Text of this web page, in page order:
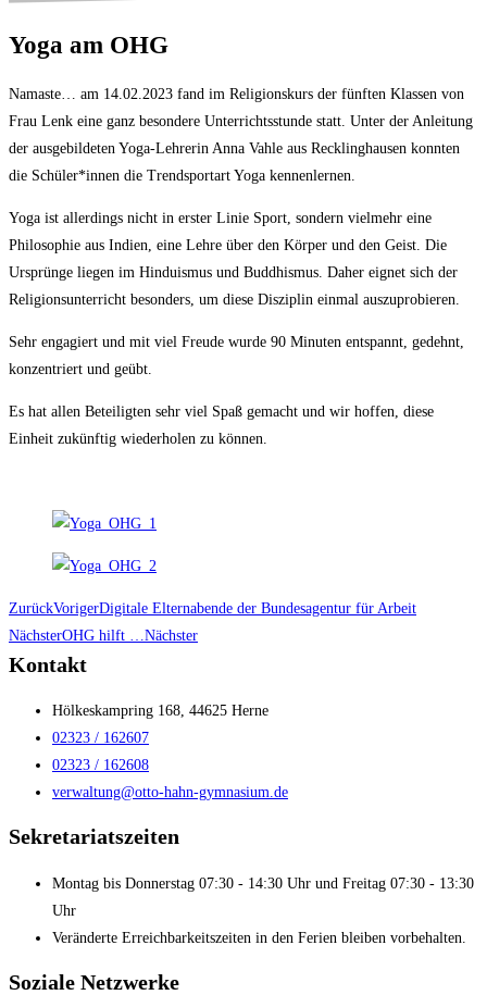
Yoga am OHG
Namaste… am 14.02.2023 fand im Religionskurs der fünften Klassen von
Frau Lenk eine ganz besondere Unterrichtsstunde statt. Unter der Anleitung
der ausgebildeten Yoga-Lehrerin Anna Vahle aus Recklinghausen konnten
die Schüler*innen die Trendsportart Yoga kennenlernen.
Yoga ist allerdings nicht in erster Linie Sport, sondern vielmehr eine
Philosophie aus Indien, eine Lehre über den Körper und den Geist. Die
Ursprünge liegen im Hinduismus und Buddhismus. Daher eignet sich der
Religionsunterricht besonders, um diese Disziplin einmal auszuprobieren.
Sehr engagiert und mit viel Freude wurde 90 Minuten entspannt, gedehnt,
konzentriert und geübt.
Es hat allen Beteiligten sehr viel Spaß gemacht und wir hoffen, diese
Einheit zukünftig wiederholen zu können.
ZurückVorigerDigitale Elternabende der Bundesagentur für Arbeit
NächsterOHG hilft … Nächster
Kontakt
Hölkeskampring 168, 44625 Herne
02323 / 162607
02323 / 162608
verwaltung@otto-hahn-gymnasium.de
Sekretariatszeiten
Montag bis Donnerstag 07:30 - 14:30 Uhr und Freitag 07:30 - 13:30
Uhr
Veränderte Erreichbarkeitszeiten in den Ferien bleiben vorbehalten.
Soziale Netzwerke